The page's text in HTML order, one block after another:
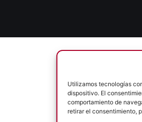
Utilizamos tecnologías
dispositivo. El
comportamiento de
retirar el consentimiento,